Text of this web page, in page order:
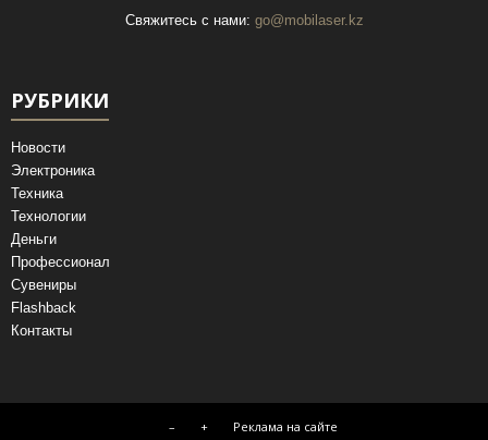
Свяжитесь с нами: go@mobilaser.kz
РУБРИКИ
Новости
Электроника
Техника
Технологии
Деньги
Профессионал
Сувениры
Flashback
Контакты
– + Реклама на сайте